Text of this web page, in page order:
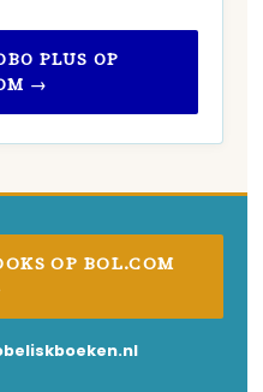
PLUS OP
→
OP BOL.COM